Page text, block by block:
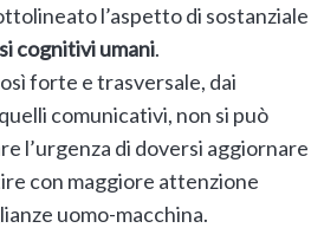
l’aspetto di sostanziale
cognitivi umani.
forte e trasversale, dai
comunicativi, non si può
l’urgenza di doversi aggiornare
con maggiore attenzione
uomo-macchina.